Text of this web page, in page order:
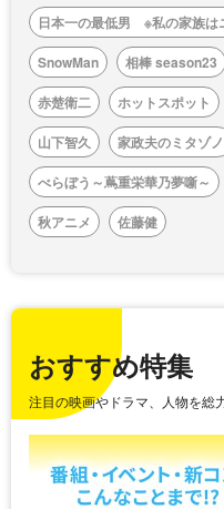
日本一の最低男 ※私の家族は
SnowMan
相棒 season23
赤楚衛二
ホットスポット
山下智久
家政夫のミタゾノ
べらぼう～蔦重栄華乃夢噺～
秋アニメ
佐藤健
おすすめ特集
注目の映画やドラマ、人物を総